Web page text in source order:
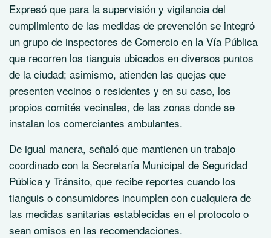
Expresó que para la supervisión y vigilancia del
cumplimiento de las medidas de prevención se integró
un grupo de inspectores de Comercio en la Vía Pública
que recorren los tianguis ubicados en diversos puntos
de la ciudad; asimismo, atienden las quejas que
presenten vecinos o residentes y en su caso, los
propios comités vecinales, de las zonas donde se
instalan los comerciantes ambulantes.
De igual manera, señaló que mantienen un trabajo
coordinado con la Secretaría Municipal de Seguridad
Pública y Tránsito, que recibe reportes cuando los
tianguis o consumidores incumplen con cualquiera de
las medidas sanitarias establecidas en el protocolo o
sean omisos en las recomendaciones.